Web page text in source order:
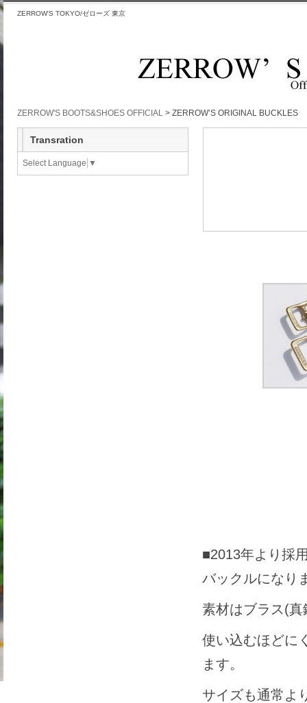
ZERROW'S TOKYO/ゼローズ 東京
ZERROW'S BOOTS&SHOES OFFICIAL > ZERROW’S ORIGINAL BUCKLES
■2013年より採
バックルになり
素材はブラス(
使い込むほどに
ます。
サイズも通常よ
Transration
Select Language ▼